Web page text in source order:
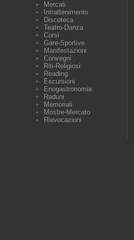
Mercati
Intrattenimento
Discoteca
Teatro-Danza
Corsi
Gare-Sportive
Manifestazioni
Convegni
Riti-Religiosi
Reading
Escursioni
Enogastronomia
Raduni
Memoriali
Mostre-Mercato
Rievocazioni